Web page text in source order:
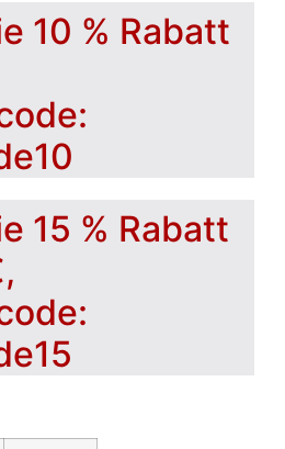
10 % Rabatt
15 % Rabatt